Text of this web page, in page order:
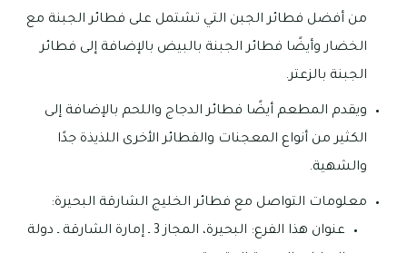
من أفضل فطائر الجبن التي تشتمل على فطائر الجبنة مع
الخضار وأيضًا فطائر الجبنة بالبيض بالإضافة إلى فطائر
الجبنة بالزعتر.
ويقدم المطعم أيضًا فطائر الدجاج واللحم بالإضافة إلى
الكثير من أنواع المعجنات والفطائر الأخرى اللذيذة جدًا
والشهية.
معلومات التواصل مع فطائر الخليج الشارقة البحيرة:
عنوان هذا الفرع: البحيرة، المجاز 3 ـ إمارة الشارقة ـ دولة